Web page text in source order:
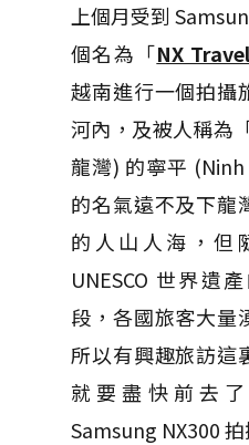
上個月受到
個名為「NX
越南進行一個拍攝
河內，及被人稱為
龍灣) 的寧平
的名氣遠不及下龍
的人山人海，但
UNESCO 世界遺
段，各國旅客大量
所以有興趣旅訪這
就要盡快前去
Samsung NX300 拍